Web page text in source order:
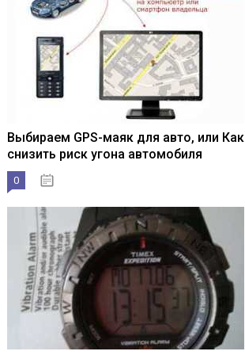
Выбираем GPS-маяк для авто, или Как
снизить риск угона автомобиля
0